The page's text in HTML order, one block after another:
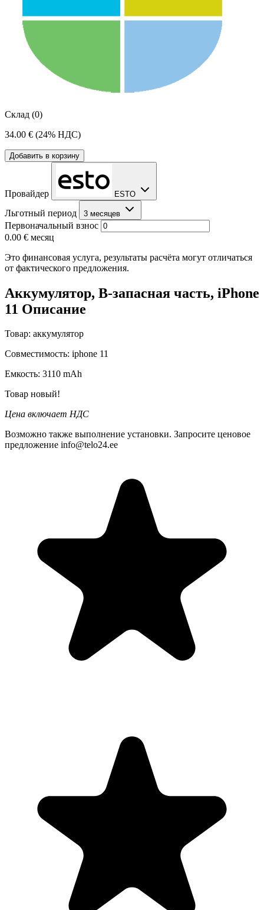
Склад (0)
34.00 € (24% НДС)
Добавить в корзину
Провайдер ESTO
Льготный период 3 месяцев
Первоначальный взнос
0.00 € месяц
Это финансовая услуга, результаты расчёта могут отличаться
от фактического предложения.
Аккумулятор, B-запасная часть, iPhone
11 Описание
Товар: аккумулятор
Совместимость: iphone 11
Емкость: 3110 mAh
Товар новый!
Цена включает НДС
Возможно также выполнение установки. Запросите ценовое
предложение info@telo24.ee